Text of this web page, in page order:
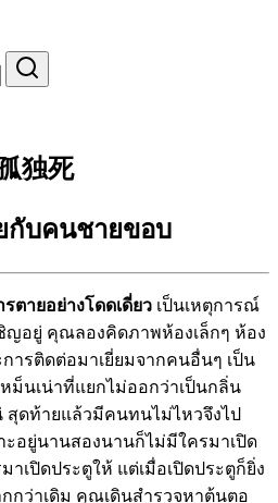
独死
กับคนชายขอบ
รตายอย่างโดดเดี่ยว เป็นเหตุการณ์
อยู่ คุณลองคิดภาพห้องเล็กๆ ห้อง
ารติดต่อมาเยี่ยมจากคนอื่นๆ เป็น
ม็นเน่าที่แยกไม่ออกว่าเป็นกลิ่น
ดท้ายแล้วมีคนทนไม่ไหวจึงไป
ะอยู่นานสองนานก็ไม่มีใครมาเปิด
าเปิดประตูให้ แต่เมื่อเปิดประตูก็ยิ่ง
กว่าเดิม คุณเดินสำรวจหาต้นตอ